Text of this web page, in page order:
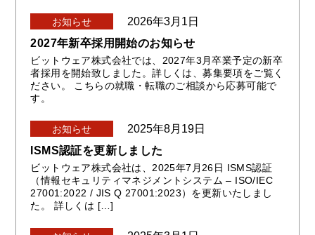
お知らせ
2026年3月1日
2027年新卒採用開始のお知らせ
ビットウェア株式会社では、2027年3月卒業予定の新卒
者採用を開始致しました。詳しくは、募集要項をご覧く
ださい。 こちらの就職・転職のご相談から応募可能で
す。
お知らせ
2025年8月19日
ISMS認証を更新しました
ビットウェア株式会社は、2025年7月26日 ISMS認証
（情報セキュリティマネジメントシステム – ISO/IEC
27001:2022 / JIS Q 27001:2023）を更新いたしまし
た。 詳しくは […]